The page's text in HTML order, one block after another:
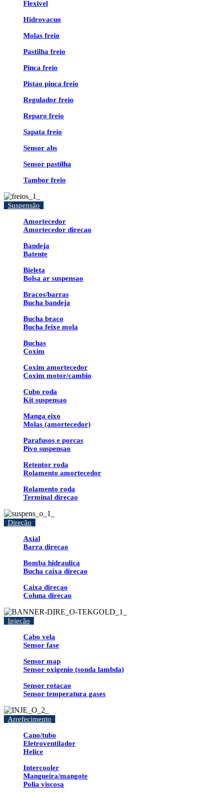
Flexivel
Hidrovacuo
Molas freio
Pastilha freio
Pinca freio
Pistao pinca freio
Regulador freio
Reparo freio
Sapata freio
Sensor abs
Sensor pastilha
Tambor freio
Suspensão
Amortecedor
Amortecedor direcao
Bandeja
Batente
Bieleta
Bolsa ar suspensao
Bracos/barras
Bucha bandeja
Bucha braco
Bucha feixe mola
Buchas
Coxim
Coxim amortecedor
Coxim motor/cambio
Cubo roda
Kit suspensao
Manga eixo
Molas (amortecedor)
Parafusos e porcas
Pivo suspensao
Retentor roda
Rolamento amortecedor
Rolamento roda
Terminal direcao
Direção
Axial
Barra direcao
Bomba hidraulica
Bucha caixa direcao
Caixa direcao
Coluna direcao
Injeção
Cabo vela
Sensor fase
Sensor map
Sensor oxigenio (sonda lambda)
Sensor rotacao
Sensor temperatura gases
Arrefecimento
Cano/tubo
Eletroventilador
Helice
Intercooler
Mangueira/mangote
Polia viscosa